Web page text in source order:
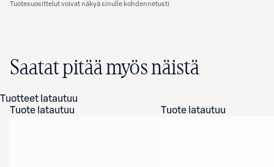
Tuotesuosittelut voivat näkyä sinulle kohdennetusti
Saatat pitää myös näistä
Tuotteet latautuu
Tuote latautuu
Tuote latautuu